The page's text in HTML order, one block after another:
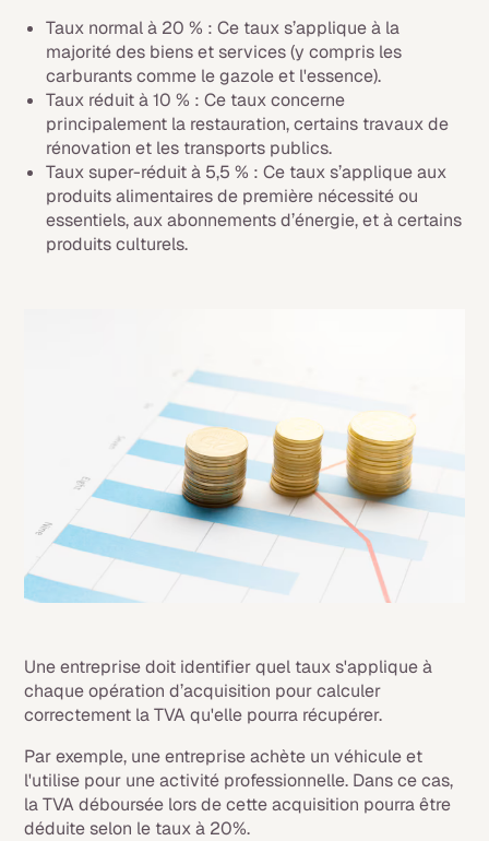
Taux normal à 20 % : Ce taux s’applique à la
majorité des biens et services (y compris les
carburants comme le gazole et l'essence).
Taux réduit à 10 % : Ce taux concerne
principalement la restauration, certains travaux de
rénovation et les transports publics.
Taux super-réduit à 5,5 % : Ce taux s’applique aux
produits alimentaires de première nécessité ou
essentiels, aux abonnements d’énergie, et à certains
produits culturels.
Une entreprise doit identifier quel taux s'applique à
chaque opération d’acquisition pour calculer
correctement la TVA qu'elle pourra récupérer.
Par exemple, une entreprise achète un véhicule et
l'utilise pour une activité professionnelle. Dans ce cas,
la TVA déboursée lors de cette acquisition pourra être
déduite selon le taux à 20%.